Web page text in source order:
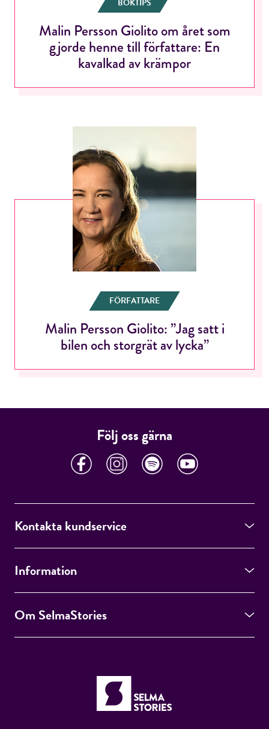
Malin Persson Giolito om året som
gjorde henne till författare: En
kavalkad av krämpor
FÖRFATTARE
Malin Persson Giolito: ”Jag satt i
bilen och storgrät av lycka”
Följ oss gärna
Kontakta kundservice
Information
Om SelmaStories